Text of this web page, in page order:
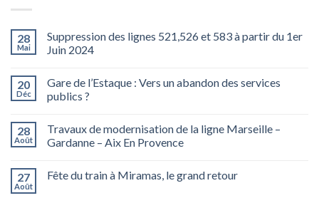
28
Mai
Suppression des lignes 521,526 et 583 à partir du 1er
Juin 2024
20
Déc
Gare de l’Estaque : Vers un abandon des services
publics ?
28
Août
Travaux de modernisation de la ligne Marseille –
Gardanne – Aix En Provence
27
Août
Fête du train à Miramas, le grand retour